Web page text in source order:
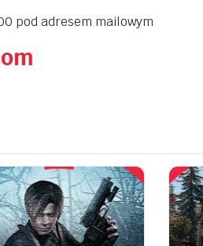
pod adresem mailowym